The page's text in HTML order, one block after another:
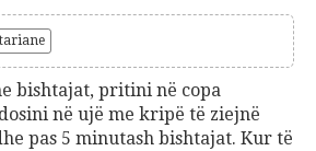
bishtajat, pritini në copa
në ujë me kripë të ziejnë
pas 5 minutash bishtajat. Kur të